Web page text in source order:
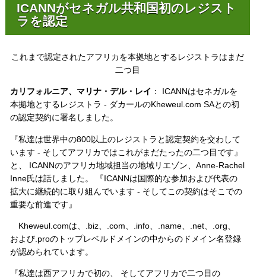
ICANNがセネガル共和国初のレジスト
ラを認定
これまで認定されたアフリカを本拠地とするレジストラはまだ
二つ目
カリフォルニア、マリナ・デル・レイ ： ICANNはセネガルを
本拠地とするレジストラ - ダカールのKheweul.com SAとの初
の認定契約に署名しました。
『私達は世界中の800以上のレジストラと認定契約を交わして
います - そしてアフリカではこれがまだたったの二つ目です』
と、 ICANNのアフリカ地域担当の地域リエゾン、Anne-Rachel
Inne氏は話しました。 『ICANNは国際的な参加および代表の
拡大に継続的に取り組んでいます - そしてこの契約はそこでの
重要な前進です』
Kheweul.comは、.biz、.com、.info、.name、.net、.org、
および.proのトップレベルドメインの中からのドメイン名登録
が認められています。
『私達は西アフリカで初の、 そしてアフリカで二つ目の